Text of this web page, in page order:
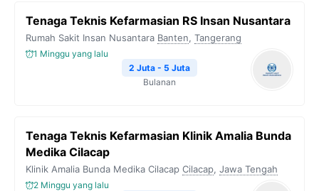
Tenaga Teknis Kefarmasian RS Insan Nusantara
Rumah Sakit Insan Nusantara Banten, Tangerang
1 Minggu yang lalu
2 Juta - 5 Juta
Bulanan
Tenaga Teknis Kefarmasian Klinik Amalia Bunda
Medika Cilacap
Klinik Amalia Bunda Medika Cilacap Cilacap, Jawa Tengah
2 Minggu yang lalu